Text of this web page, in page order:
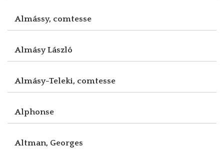
Almássy, comtesse
Almásy László
Almásy-Teleki, comtesse
Alphonse
Altman, Georges